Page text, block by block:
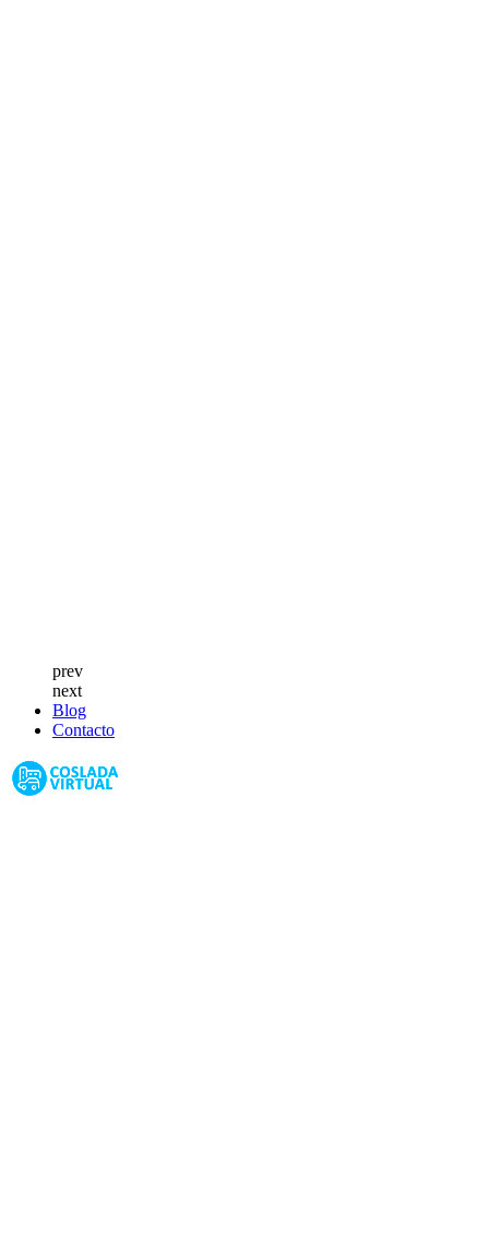
prev
next
Blog
Contacto